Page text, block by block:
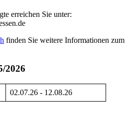
erreichen Sie unter:
finden Sie weitere Informationen zum
2026
02.07.26 - 12.08.26